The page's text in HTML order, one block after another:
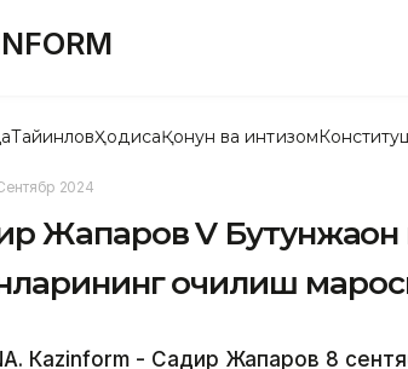
ТайинловҲодисаҚонун ва интизом
2024
Жапаров V
очилиш
Кazinform - Садир Жапаров 8